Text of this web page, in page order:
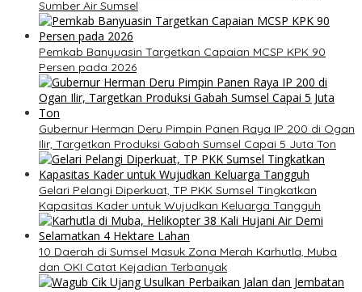
Sumber Air Sumsel
Pemkab Banyuasin Targetkan Capaian MCSP KPK 90
Persen pada 2026
Gubernur Herman Deru Pimpin Panen Raya IP 200 di Ogan
Ilir, Targetkan Produksi Gabah Sumsel Capai 5 Juta Ton
Gelari Pelangi Diperkuat, TP PKK Sumsel Tingkatkan
Kapasitas Kader untuk Wujudkan Keluarga Tangguh
10 Daerah di Sumsel Masuk Zona Merah Karhutla, Muba
dan OKI Catat Kejadian Terbanyak